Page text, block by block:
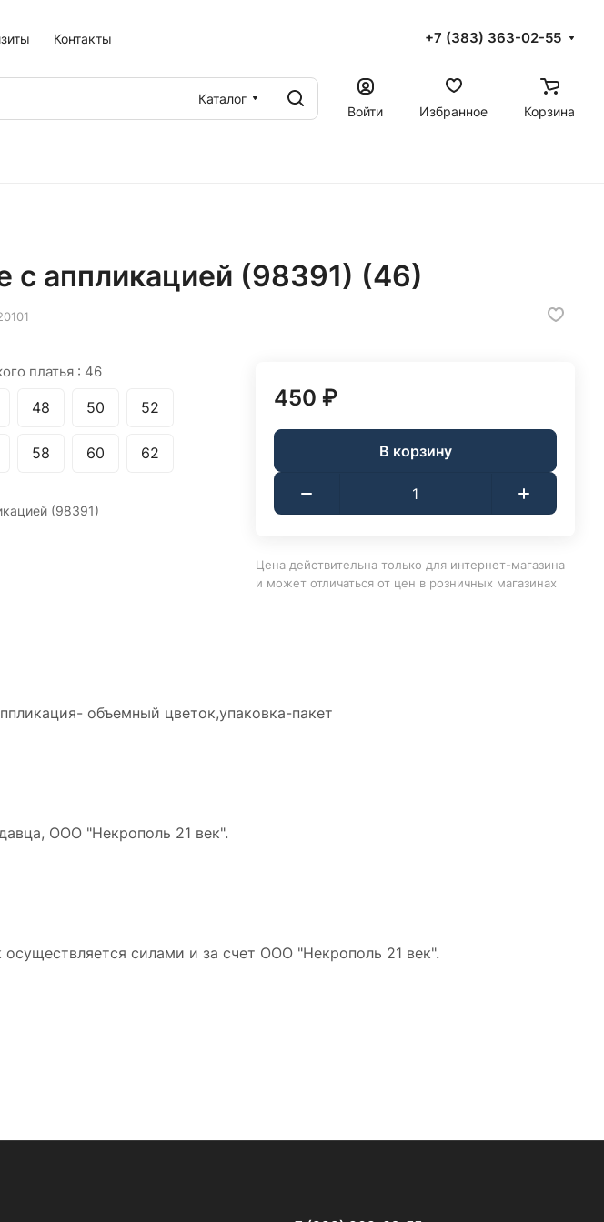
Контакты +7 (383) 363-02-55
Каталог
Войти
Избранное Корзина
с аппликацией (98391) (46)
платья : 46
48 50 52
58 60 62
(98391)
450 ₽
В корзину
Цена действительна только для интернет-магазина
и может отличаться от цен в розничных магазинах
объемный цветок,упаковка-пакет
ООО "Некрополь 21 век".
силами и за счет ООО "Некрополь 21 век".